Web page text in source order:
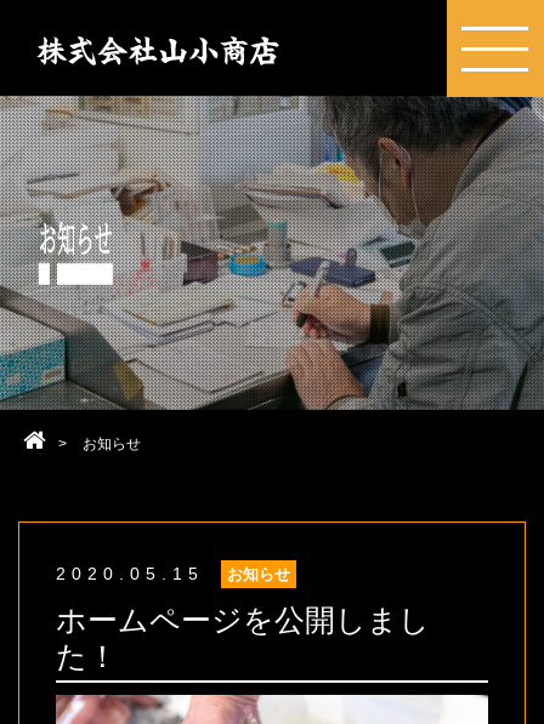
> お知らせ
2020.05.15 お知らせ
ホームページを公開しまし
た！